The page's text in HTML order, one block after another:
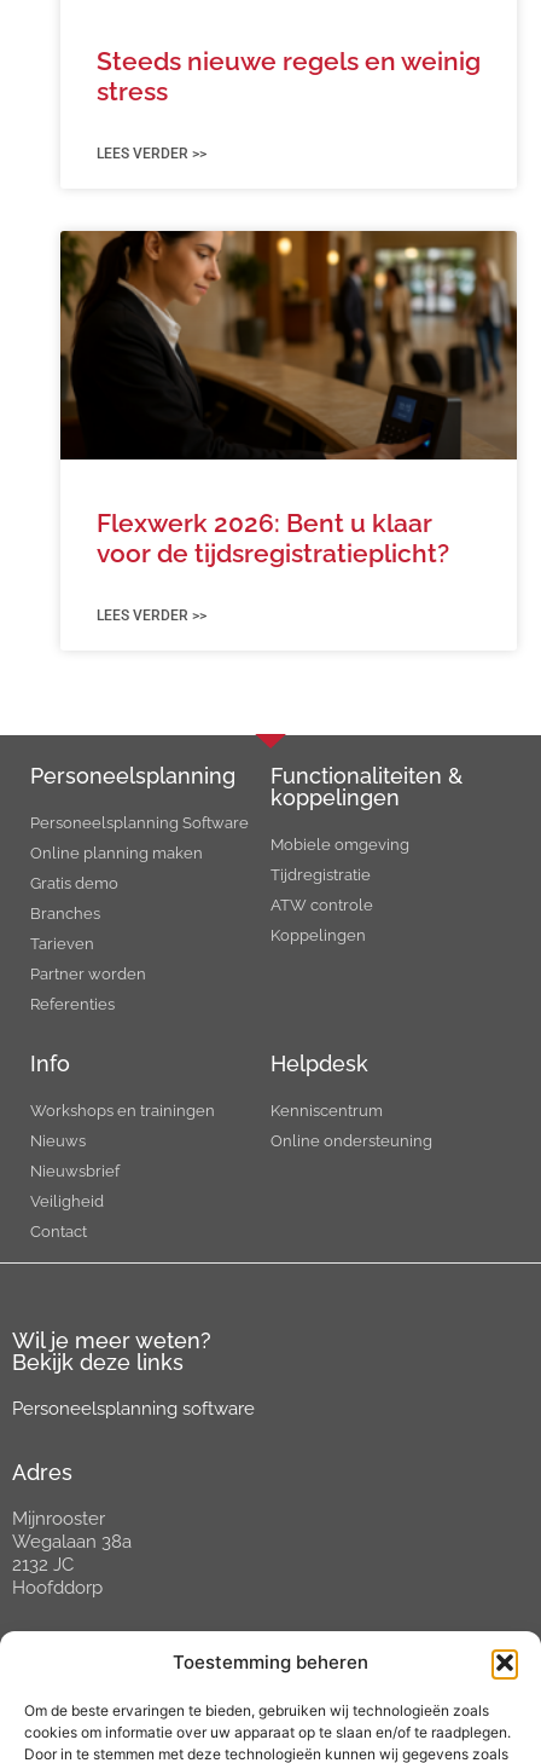
Toestemming beheren
Om de beste ervaringen te bieden, gebruiken wij technologieën zoals
cookies om informatie over uw apparaat op te slaan en/of te raadplegen.
Door in te stemmen met deze technologieën kunnen wij gegevens zoals
Steeds nieuwe regels en weinig
stress
LEES VERDER >>
Flexwerk 2026: Bent u klaar
voor de tijdsregistratieplicht?
LEES VERDER >>
Personeels­planning
Personeelsplanning Software
Online planning maken
Gratis demo
Branches
Tarieven
Partner worden
Referenties
Functionaliteiten &
koppelingen
Mobiele omgeving
Tijdregistratie
ATW controle
Koppelingen
Info
Workshops en trainingen
Nieuws
Nieuwsbrief
Veiligheid
Contact
Helpdesk
Kenniscentrum
Online ondersteuning
Wil je meer weten?
Bekijk deze links
Personeelsplanning software
Adres
Mijnrooster
Wegalaan 38a
2132 JC
Hoofddorp
Open tussen 09:00 en 17:00 uur
E-mail:helpdesk@mijnrooster.nl